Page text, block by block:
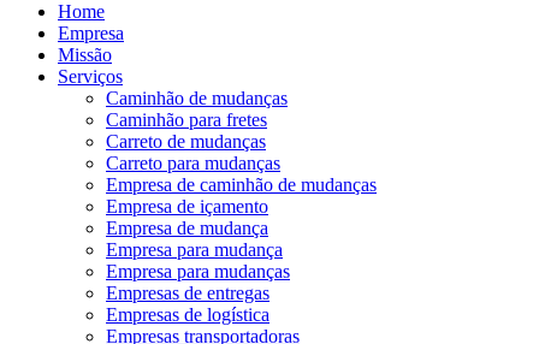
Home
Empresa
Missão
Serviços
Caminhão de mudanças
Caminhão para fretes
Carreto de mudanças
Carreto para mudanças
Empresa de caminhão de mudanças
Empresa de içamento
Empresa de mudança
Empresa para mudança
Empresa para mudanças
Empresas de entregas
Empresas de logística
Empresas transportadoras